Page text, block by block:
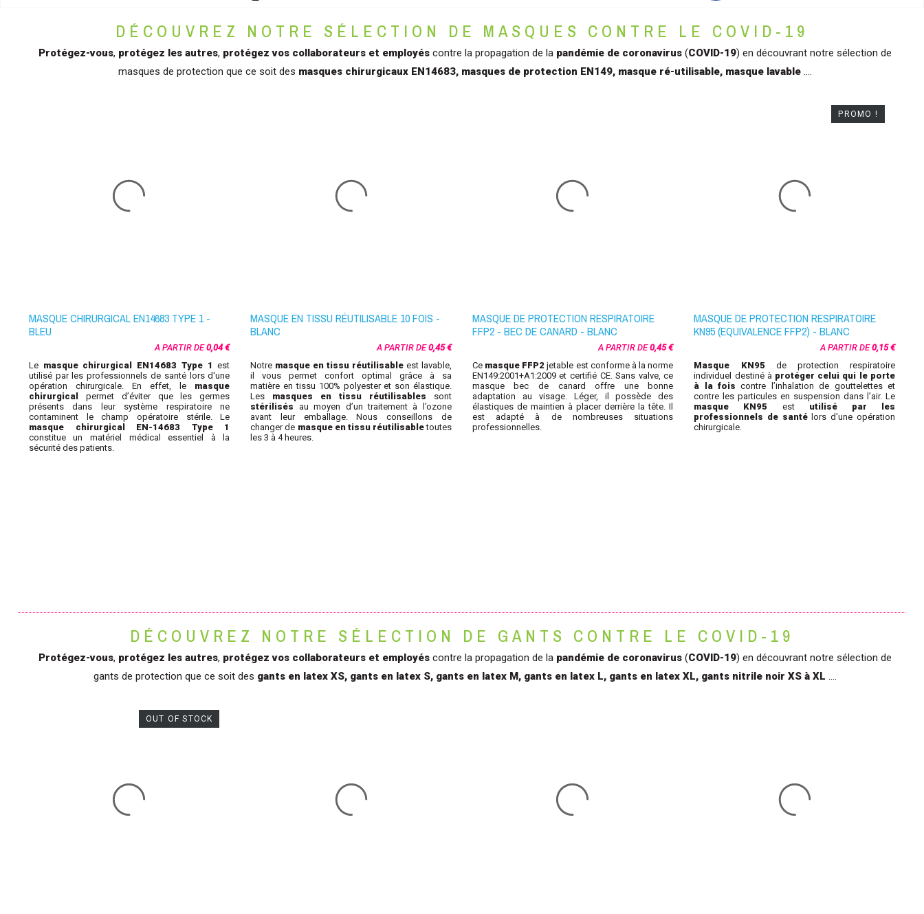
DÉCOUVREZ NOTRE SÉLECTION DE MASQUES CONTRE LE COVID-19
Protégez-vous, protégez les autres, protégez vos collaborateurs et employés contre la propagation de la pandémie de coronavirus (COVID-19) en découvrant notre sélection de
masques de protection que ce soit des masques chirurgicaux EN14683, masques de protection EN149, masque ré-utilisable, masque lavable ....
MASQUE CHIRURGICAL EN14683 TYPE 1 -
BLEU
A PARTIR DE0,04 €
Le masque chirurgical EN14683 Type 1est
utilisé par les professionnels de santé lors d'une
opération chirurgicale. En effet, le masque
chirurgicalpermet d’éviter que les germes
présents dans leur système respiratoire ne
contaminent le champ opératoire stérile. Le
masque chirurgical EN-14683 Type 1
constitue un matériel médical essentiel à la
sécurité des patients.
MASQUE EN TISSU RÉUTILISABLE 10 FOIS -
BLANC
A PARTIR DE0,45 €
Notre masque en tissu réutilisable est lavable,
il vous permet confort optimal grâce à sa
matière en tissu 100% polyester et son élastique.
Les masques en tissu réutilisables sont
stérilisés au moyen d’un traitement à l’ozone
avant leur emballage. Nous conseillons de
changer de masque en tissu réutilisabletoutes
les 3 à 4 heures.
MASQUE DE PROTECTION RESPIRATOIRE
FFP2 - BEC DE CANARD - BLANC
A PARTIR DE0,45 €
Ce masque FFP2 jetable est conforme à la norme
EN149:2001+A1:2009 et certifié CE. Sans valve, ce
masque bec de canard offre une bonne
adaptation au visage. Léger, il possède des
élastiques de maintien à placer derrière la tête. Il
est adapté à de nombreuses situations
professionnelles.
MASQUE DE PROTECTION RESPIRATOIRE
KN95 (EQUIVALENCE FFP2) - BLANC
A PARTIR DE0,15 €
Masque KN95 de protection respiratoire
individuel destiné à protéger celui qui le porte
à la fois contre l’inhalation de gouttelettes et
contre les particules en suspension dans l’air. Le
masque KN95 est utilisé par les
professionnels de santélors d'une opération
chirurgicale.
PROMO !
DÉCOUVREZ NOTRE SÉLECTION DE GANTS CONTRE LE COVID-19
Protégez-vous, protégez les autres, protégez vos collaborateurs et employés contre la propagation de la pandémie de coronavirus (COVID-19) en découvrant notre sélection de
gants de protection que ce soit des gants en latex XS, gants en latex S, gants en latex M, gants en latex L, gants en latex XL, gants nitrile noir XS à XL ....
OUT OF STOCK